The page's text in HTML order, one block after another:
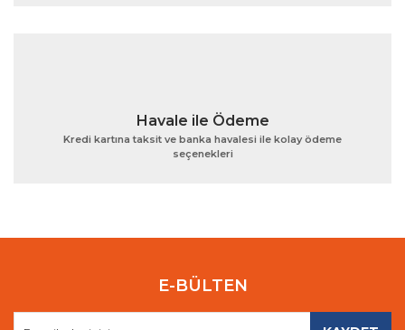
Havale ile Ödeme
Kredi kartına taksit ve banka havalesi ile kolay ödeme
seçenekleri
E-BÜLTEN